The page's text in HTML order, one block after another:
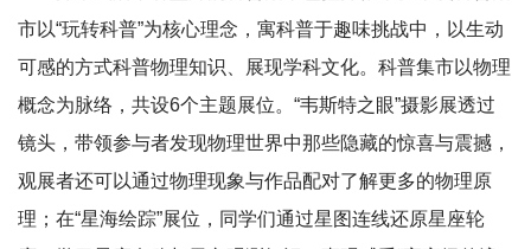
市以“玩转科普”为核心理念，寓科普于趣味挑战中，以生动
可感的方式科普物理知识、展现学科文化。科普集市以物理
概念为脉络，共设6个主题展位。“韦斯特之眼”摄影展透过
镜头，带领参与者发现物理世界中那些隐藏的惊喜与震撼，
观展者还可以通过物理现象与作品配对了解更多的物理原
理；在“星海绘踪”展位，同学们通过星图连线还原星座轮